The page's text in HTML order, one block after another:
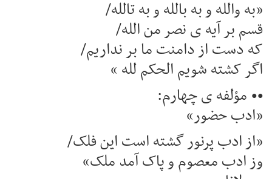
«به والله و به بالله و به تالله/
قسم بر آیه ی نصر من الله/
که دست از دامنت ما بر نداریم/
اگر کشته شویم الحکم لله »
•• مؤلفه ی چهارم:
«ادب حضور»
«از ادب پرنور گشته است این فلک/
وز ادب معصوم و پاک آمد ملک»